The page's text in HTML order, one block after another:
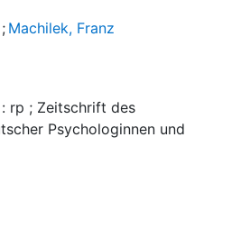
Machilek, Franz
rp ; Zeitschrift des
Psychologinnen und